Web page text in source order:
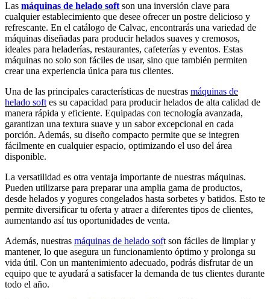
Las máquinas de helado soft son una inversión clave para
cualquier establecimiento que desee ofrecer un postre delicioso y
refrescante. En el catálogo de Calvac, encontrarás una variedad de
máquinas diseñadas para producir helados suaves y cremosos,
ideales para heladerías, restaurantes, cafeterías y eventos. Estas
máquinas no solo son fáciles de usar, sino que también permiten
crear una experiencia única para tus clientes.
Una de las principales características de nuestras máquinas de
helado soft es su capacidad para producir helados de alta calidad de
manera rápida y eficiente. Equipadas con tecnología avanzada,
garantizan una textura suave y un sabor excepcional en cada
porción. Además, su diseño compacto permite que se integren
fácilmente en cualquier espacio, optimizando el uso del área
disponible.
La versatilidad es otra ventaja importante de nuestras máquinas.
Pueden utilizarse para preparar una amplia gama de productos,
desde helados y yogures congelados hasta sorbetes y batidos. Esto te
permite diversificar tu oferta y atraer a diferentes tipos de clientes,
aumentando así tus oportunidades de venta.
Además, nuestras máquinas de helado soft son fáciles de limpiar y
mantener, lo que asegura un funcionamiento óptimo y prolonga su
vida útil. Con un mantenimiento adecuado, podrás disfrutar de un
equipo que te ayudará a satisfacer la demanda de tus clientes durante
todo el año.